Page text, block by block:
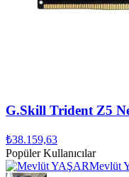
G.Skill Trident Z5
₺38.159,63
Popüler Kullanıcılar
Mevlüt